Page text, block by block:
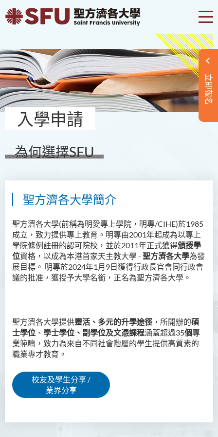
立即報名
入學申請
為何選擇SFU
聖方濟各大學簡介
聖方濟各大學(前稱為明愛專上學院，明專/CIHE)於1985
成立，致力提供專上教育。明專由2001年起成為以專上
學院條例註冊的認可院校，並於2011年正式獲得頒授學
位資格，以成為本港首家天主教大學 - 聖方濟各大學為發
展目標。 明專於2024年1 月9日獲得行政長官會同行政會
議的批准，獲授予大學名銜，正名為聖方濟各大學 。
聖方濟各大學提供靈活、多元的升學途徑 ，所開辦的碩
士學位 、 學士學位、副學位及文憑課程涵蓋超過35個專
業範疇，致力為來自不同社會階層的學生提供高質素的
職業專才教育。
校友及學生分享 /
業界分享